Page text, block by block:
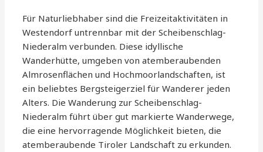
Für Naturliebhaber sind die Freizeitaktivitäten in
Westendorf untrennbar mit der Scheibenschlag-
Niederalm verbunden. Diese idyllische
Wanderhütte, umgeben von atemberaubenden
Almrosenflächen und Hochmoorlandschaften, ist
ein beliebtes Bergsteigerziel für Wanderer jeden
Alters. Die Wanderung zur Scheibenschlag-
Niederalm führt über gut markierte Wanderwege,
die eine hervorragende Möglichkeit bieten, die
atemberaubende Tiroler Landschaft zu erkunden.